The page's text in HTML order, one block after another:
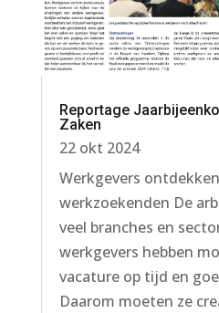
Reportage
Zaken
22 okt 2024
Werkgevers
werkzoekenden De
veel branches en
werkgevers hebben
vacature op tijd en
Daarom moeten ze